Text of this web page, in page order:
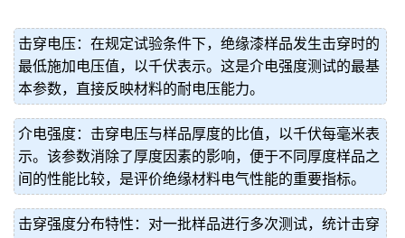
击穿电压：在规定试验条件下，绝缘漆样品发生击穿时的
最低施加电压值，以千伏表示。这是介电强度测试的最基
本参数，直接反映材料的耐电压能力。
介电强度：击穿电压与样品厚度的比值，以千伏每毫米表
示。该参数消除了厚度因素的影响，便于不同厚度样品之
间的性能比较，是评价绝缘材料电气性能的重要指标。
击穿强度分布特性：对一批样品进行多次测试，统计击穿